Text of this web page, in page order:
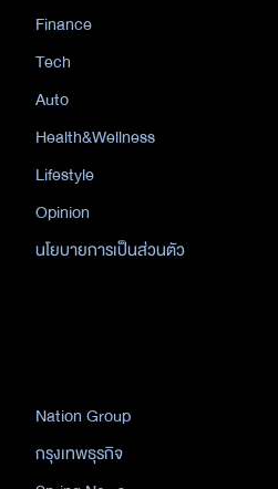
Finance
Tech
Auto
Health&Wellness
Lifestyle
Opinion
นโยบายการเป็นส่วนตัว
Nation Group
กรุงเทพธุรกิจ